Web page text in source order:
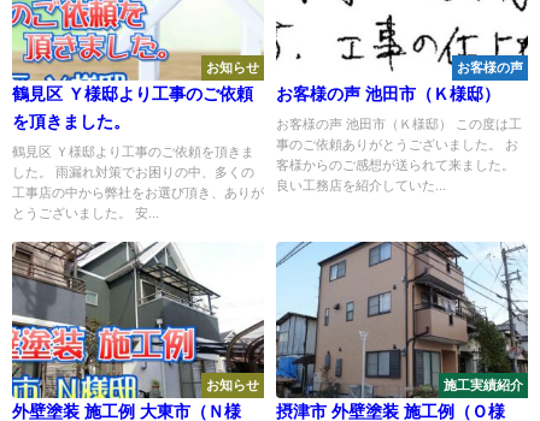
お知らせ
鶴見区 Ｙ様邸より工事のご依頼
を頂きました。
鶴見区 Ｙ様邸より工事のご依頼を頂きま
した。 雨漏れ対策でお困りの中、多くの
工事店の中から弊社をお選び頂き、ありが
とうございました。 安...
お客様の声
お客様の声 池田市（Ｋ様邸）
お客様の声 池田市（Ｋ様邸） この度は工
事のご依頼ありがとうございました。 お
客様からのご感想が送られて来ました。
良い工務店を紹介していた...
お知らせ
外壁塗装 施工例 大東市（Ｎ様
施工実績紹介
摂津市 外壁塗装 施工例（Ｏ様